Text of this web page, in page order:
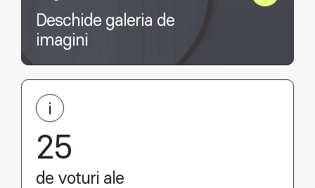
Deschide galeria de
imagini
25
de voturi ale